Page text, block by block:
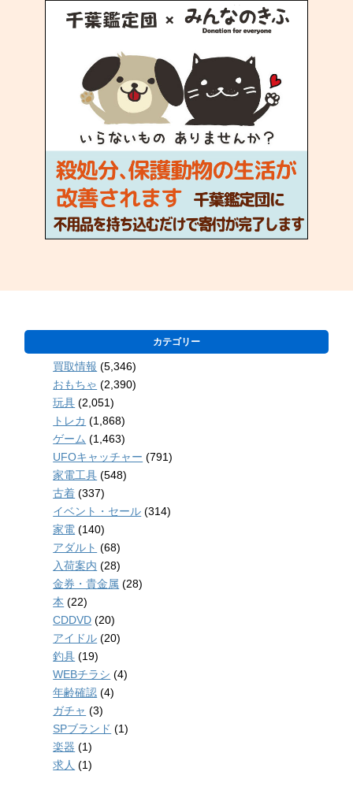
カテゴリー
買取情報 (5,346)
おもちゃ (2,390)
玩具 (2,051)
トレカ (1,868)
ゲーム (1,463)
UFOキャッチャー (791)
家電工具 (548)
古着 (337)
イベント・セール (314)
家電 (140)
アダルト (68)
入荷案内 (28)
金券・貴金属 (28)
本 (22)
CDDVD (20)
アイドル (20)
釣具 (19)
WEBチラシ (4)
年齢確認 (4)
ガチャ (3)
SPブランド (1)
楽器 (1)
求人 (1)